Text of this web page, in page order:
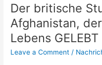
Der britische
Afghanistan,
Lebens
Leave a Comment /
Student
in
Afghanistan,
der
die